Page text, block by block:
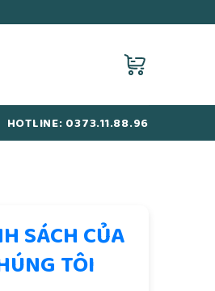
HOTLINE: 0373.11.88.96
SÁCH CỦA
TÔI